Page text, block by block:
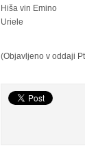
Hiša vin Emino
Uriele
(Objavljeno v oddaji